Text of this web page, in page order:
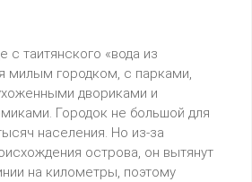
с таитянского «вода из
милым городком, с парками,
двориками и
Городок не большой для
населения. Но из-за
острова, он вытянут
на километры, поэтому